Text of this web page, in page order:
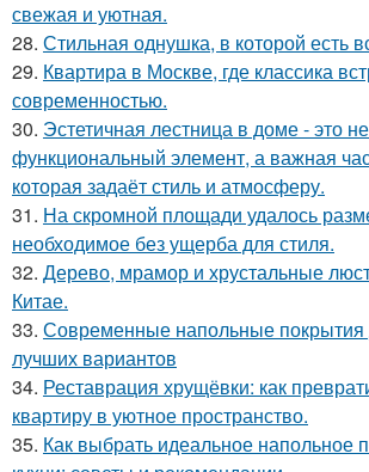
свежая и уютная.
28. Стильная однушка, в которой есть
29. Квартира в Москве, где классика
современностью.
30. Эстетичная лестница в доме - это
функциональный элемент, а важная
которая задаёт стиль и атмосферу.
31. На скромной площади удалось
необходимое без ущерба для стиля.
32. Дерево, мрамор и хрустальные
Китае.
33. Современные напольные покрытия
лучших вариантов
34. Реставрация хрущёвки: как
квартиру в уютное пространство.
35. Как выбрать идеальное напольное